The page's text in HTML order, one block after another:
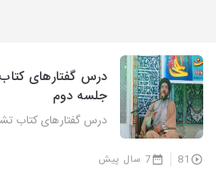
درس گفتارهای
جلسه دوم
درس گفتارهای کتاب
81 7 سال پیش